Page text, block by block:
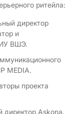
ритейла:
директор
и
ВШЭ.
MEDIA.
проекта
директор Askona.